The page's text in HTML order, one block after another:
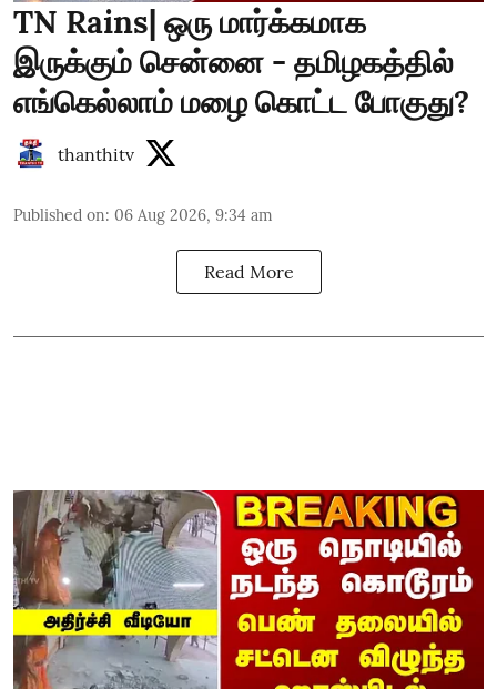
TN Rains| ஒரு மார்க்கமாக
இருக்கும் சென்னை - தமிழகத்தில்
எங்கெல்லாம் மழை கொட்ட போகுது?
thanthitv
Published on: 06 Aug 2026, 9:34 am
Read More